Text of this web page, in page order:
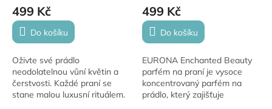
499 Kč
Do košíku
Oživte své prádlo
neodolatelnou vůní květin a
čerstvosti. Každé praní se
stane malou luxusní rituálem.
499 Kč
Do košíku
EURONA Enchanted Beauty
parfém na praní je vysoce
koncentrovaný parfém na
prádlo, který zajišťuje